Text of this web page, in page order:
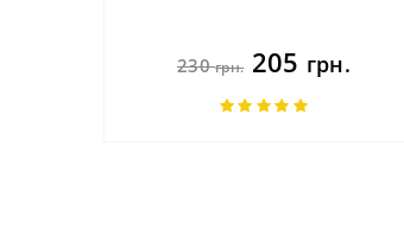
230грн.205 грн.